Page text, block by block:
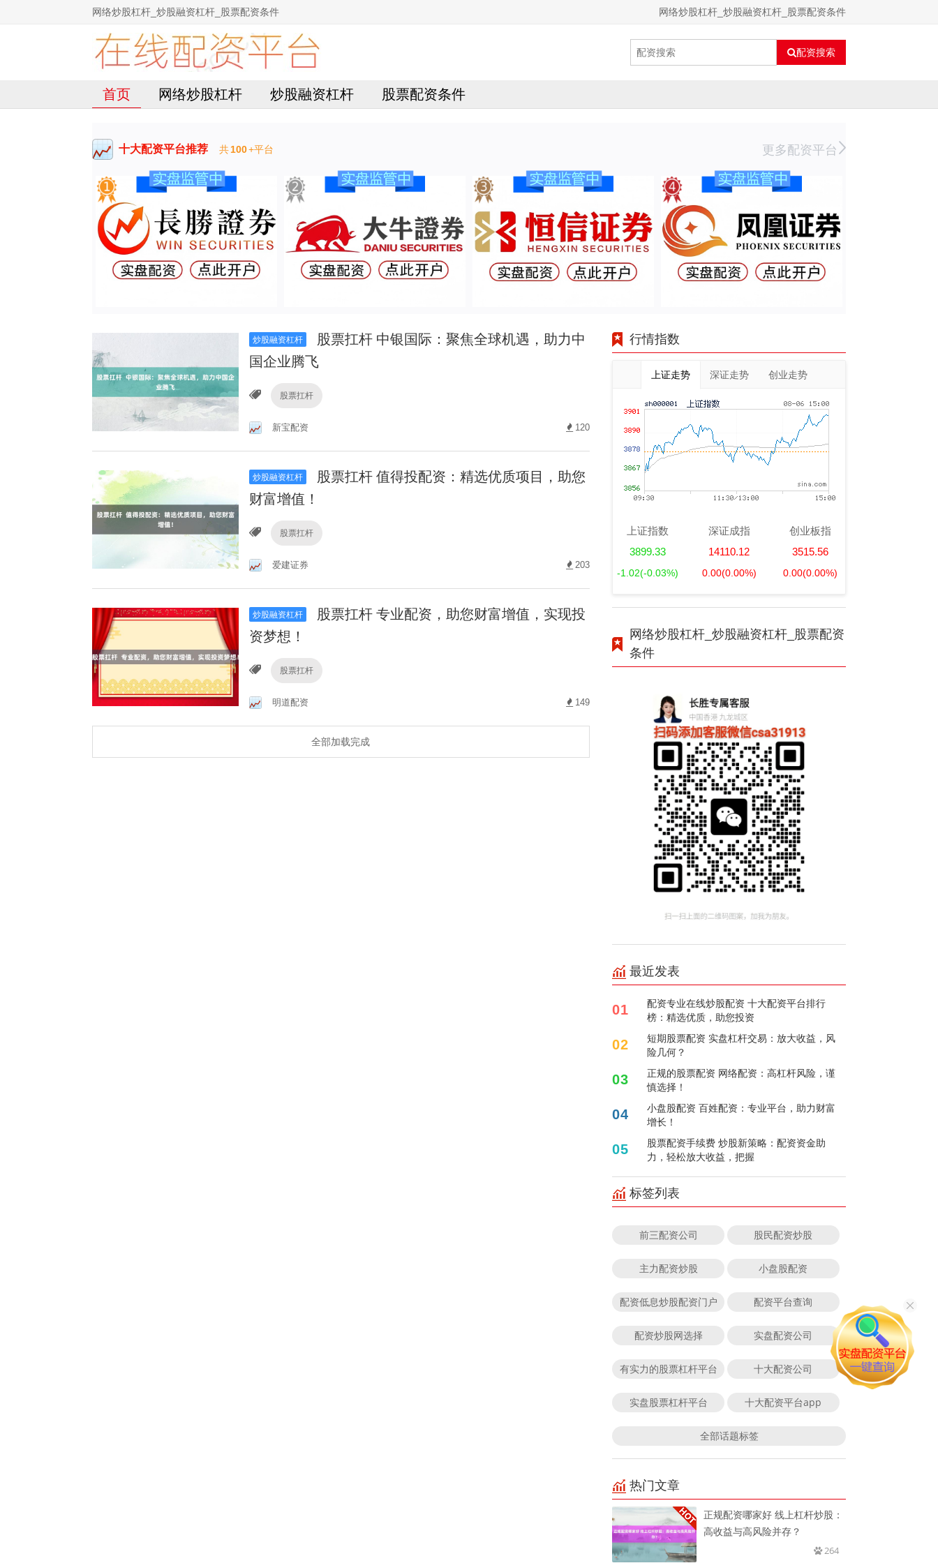
网络炒股杠杆_炒股融资杠杆_股票配资条件 网络炒股杠杆_炒股融资杠杆_股票配资条件
配资搜索
首页 网络炒股杠杆 炒股融资杠杆 股票配资条件
十大配资平台推荐 共100+平台 更多配资平台
炒股融资杠杆
股票扛杆 中银国际：聚焦全球机遇，助力中
国企业腾飞
股票扛杆
新宝配资 120
炒股融资杠杆
股票扛杆 值得投配资：精选优质项目，助您
财富增值！
股票扛杆
爱建证券 203
炒股融资杠杆
股票扛杆 专业配资，助您财富增值，实现投
资梦想！
股票扛杆
明道配资 149
全部加载完成
行情指数
上证走势 深证走势 创业走势
上证指数
3899.33
-1.02(-0.03%)
深证成指
14110.12
0.00(0.00%)
创业板指
3515.56
0.00(0.00%)
网络炒股杠杆_炒股融资杠杆_股票配资
条件
最近发表
01
配资专业在线炒股配资 十大配资平台排行
榜：精选优质，助您投资
02
短期股票配资 实盘杠杆交易：放大收益，风
险几何？
03
正规的股票配资 网络配资：高杠杆风险，谨
慎选择！
04
小盘股配资 百姓配资：专业平台，助力财富
增长！
05
股票配资手续费 炒股新策略：配资资金助
力，轻松放大收益，把握
标签列表
前三配资公司 股民配资炒股
主力配资炒股 小盘股配资
配资低息炒股配资门户 配资平台查询
配资炒股网选择 实盘配资公司
有实力的股票杠杆平台 十大配资公司
实盘股票杠杆平台 十大配资平台app
全部话题标签
热门文章
正规配资哪家好 线上杠杆炒股：
高收益与高风险并存？
264